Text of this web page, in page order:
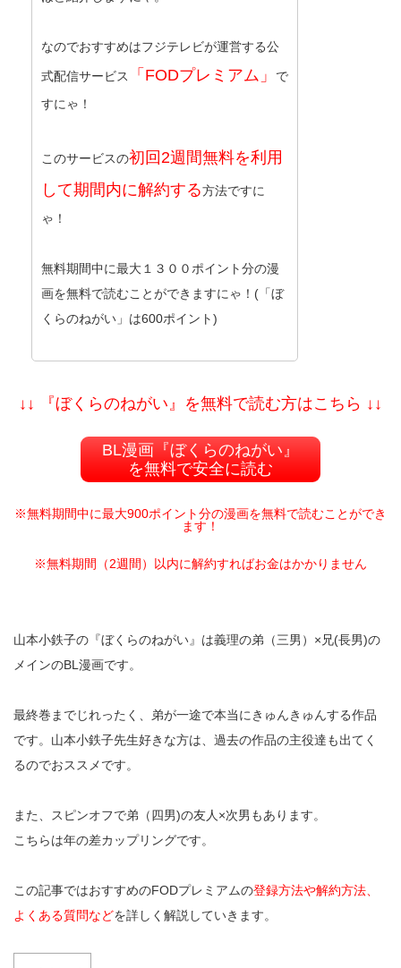
なのでおすすめはフジテレビが運営する公
式配信サービス 「FODプレミアム」
で
すにゃ！
このサービスの初回2週間無料を利用
して期間内に解約する方法ですに
ゃ！
無料期間中に最大１３００ポイント分の漫
画を無料で読むことができますにゃ！(「ぼ
くらのねがい」は600ポイント)
↓↓ 『ぼくらのねがい』を無料で読む方はこちら ↓↓
BL漫画『ぼくらのねがい』
を無料で安全に読む
※無料期間中に最大900ポイント分の漫画を無料で読むことができ
ます！
※無料期間（2週間）以内に解約すればお金はかかりません
山本小鉄子の『ぼくらのねがい』は義理の弟（三男）×兄(長男)の
メインのBL漫画です。
最終巻までじれったく、弟が一途で本当にきゅんきゅんする作品
です。山本小鉄子先生好きな方は、過去の作品の主役達も出てく
るのでおススメです。
また、スピンオフで弟（四男)の友人×次男もあります。
こちらは年の差カップリングです。
この記事ではおすすめのFODプレミアムの登録方法や解約方法、
よくある質問などを詳しく解説していきます。